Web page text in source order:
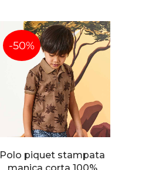
-50%
Polo piquet stampata
manica corta 100%